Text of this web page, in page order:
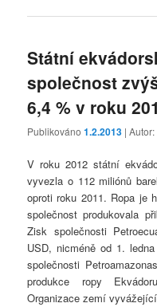
Státní
společnost
6,4 % v roku
Publikováno1.2.2013 | Autor:
V roku 2012 státní
vyvezla o 112 miliónů
oproti roku 2011. Ropa je
společnost produkovala
Zisk společnosti
USD, nicméně od 1.
společnosti
produkce ropy
Organizace zemí